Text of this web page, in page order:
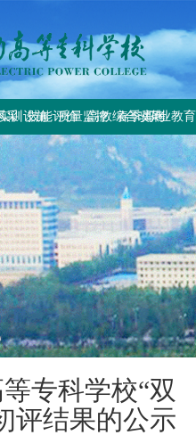
设
设
设
设
赛
采
工程系
动化系
工程系
工程系
工程系
教学部
训设施
总体简介
重点实训室
技能评价
工作信息
政策规定
评价计划
证书查询
质量监控
工作动态
规章制度
高教综合改革
教育部与省教
改革工作推
春季高考
上级文件
通知公告
成绩查询
职业教
专科学校“双
评结果的公示